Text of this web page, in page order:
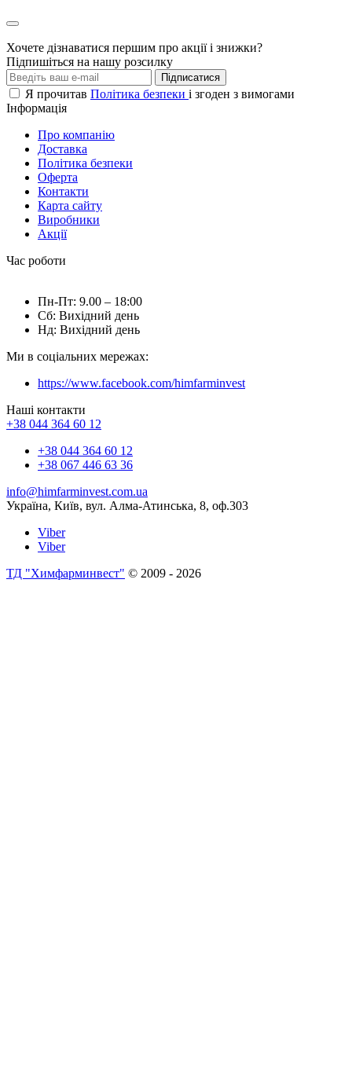
Хочете дізнаватися першим про акції і знижки?
Підпишіться на нашу розсилку
Підписатися
Я прочитав Політика безпеки і згоден з вимогами
Інформація
Про компанію
Доставка
Політика безпеки
Оферта
Контакти
Карта сайту
Виробники
Акції
Час роботи
Пн-Пт: 9.00 – 18:00
Сб: Вихідний день
Нд: Вихідний день
Ми в соціальних мережах:
https://www.facebook.com/himfarminvest
Наші контакти
+38 044 364 60 12
+38 044 364 60 12
+38 067 446 63 36
info@himfarminvest.com.ua
Україна, Київ, вул. Алма-Атинська, 8, оф.303
Viber
Viber
ТД "Химфарминвест" © 2009 - 2026